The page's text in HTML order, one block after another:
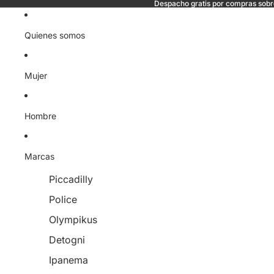
Despacho gratis por compras
Quienes somos
Mujer
Hombre
Marcas
Piccadilly
Police
Olympikus
Detogni
Ipanema